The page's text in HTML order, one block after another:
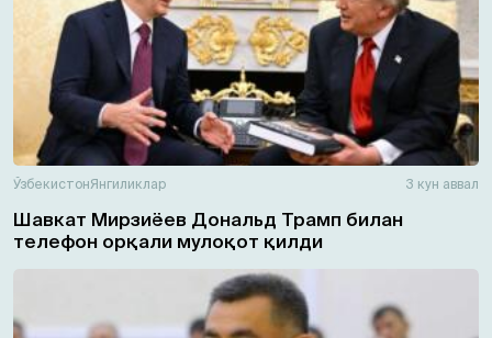
ЎзбекистонЯнгиликлар 3 кун аввал
Шавкат Мирзиёев Дональд Трамп билан
телефон орқали мулоқот қилди